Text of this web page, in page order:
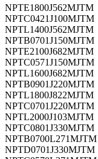
NPTE1800J562MJTM
NPTC0421J100MJTM
NPTL1400J562MJTM
NPTB0701J150MJTM
NPTE2100J682MJTM
NPTC0571J150MJTM
NPTL1600J682MJTM
NPTB0901J220MJTM
NPTL1800J822MJTM
NPTC0701J220MJTM
NPTL2000J103MJTM
NPTC0801J330MJTM
NPTB0700L271MJTM
NPTD0701J330MJTM